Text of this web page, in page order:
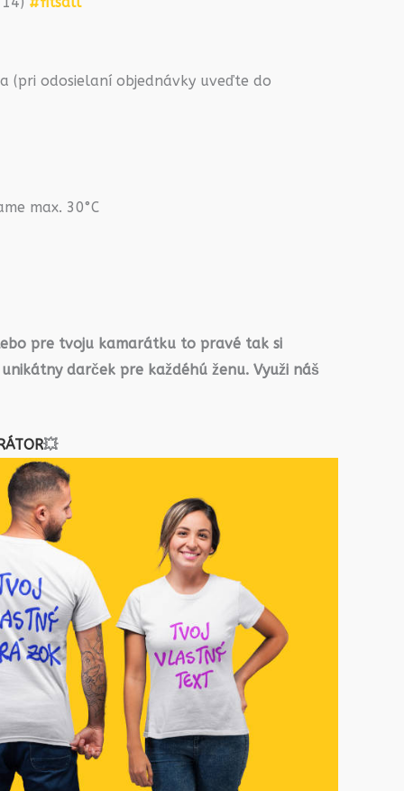
(pri odosielaní objednávky uveďte do
max. 30°C
pre tvoju kamarátku to pravé tak si
darček pre každéhú ženu. Využi náš
💥